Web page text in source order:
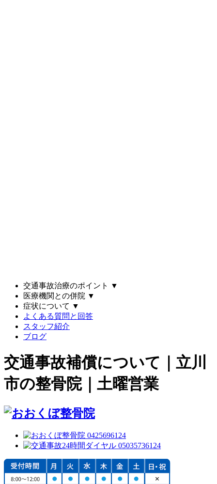
交通事故治療のポイント
▼
医療機関との併院 ▼
症状について ▼
よくある質問と回答
スタッフ紹介
ブログ
交通事故補償について｜立川
市の整骨院｜土曜営業